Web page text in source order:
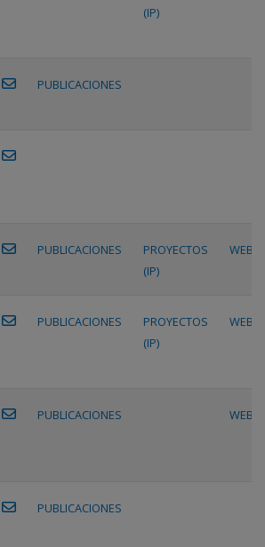
(IP)
PUBLICACIONES
PUBLICACIONES
PROYECTOS
(IP)
WEB
PUBLICACIONES
PROYECTOS
(IP)
WEB
PUBLICACIONES WEB
PUBLICACIONES